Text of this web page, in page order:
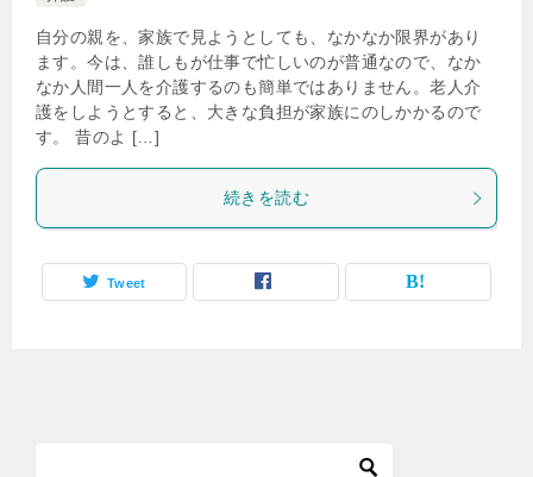
自分の親を、家族で見ようとしても、なかなか限界があり
ます。今は、誰しもが仕事で忙しいのが普通なので、なか
なか人間一人を介護するのも簡単ではありません。老人介
護をしようとすると、大きな負担が家族にのしかかるので
す。 昔のよ […]
続きを読む
Tweet